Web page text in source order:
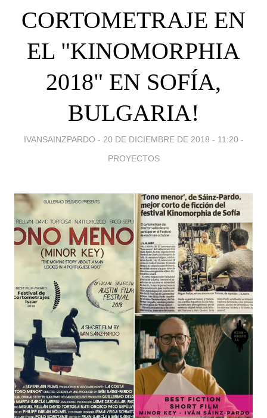
CORTOMETRAJE EN
EL "KINOMORPHIA
2018" EN SOFÍA,
BULGARIA!
IVANSAINZPARDO - 20 DE DICIEMBRE DE 2018 - 11:20 -
PROYECTOS